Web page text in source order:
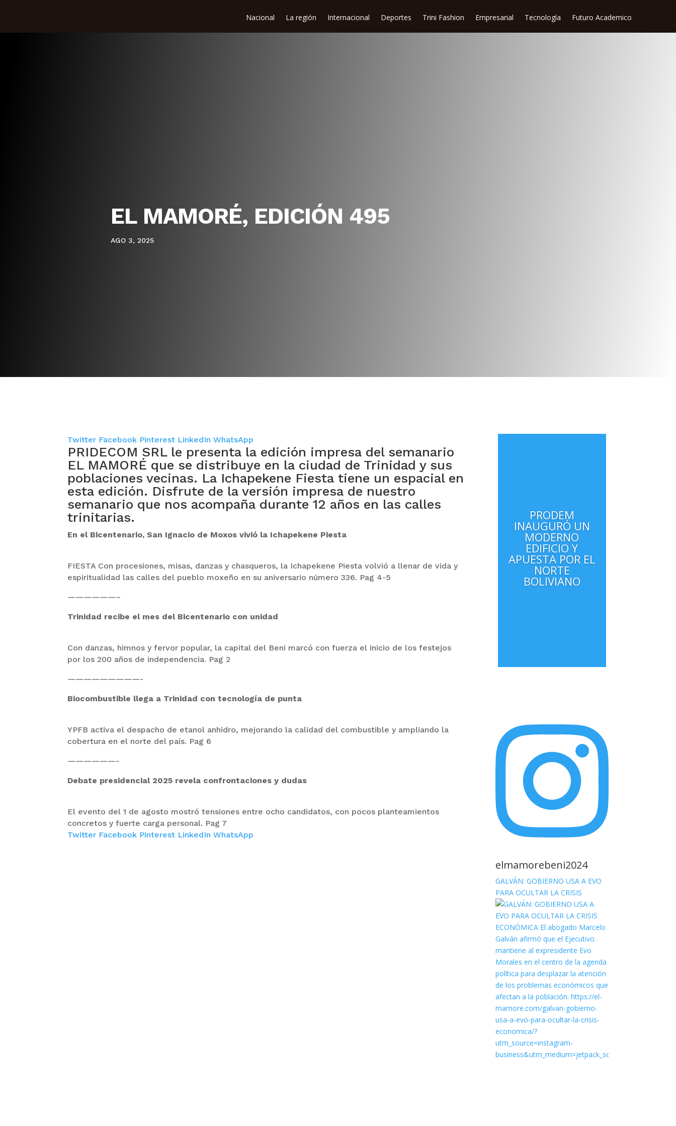
Nacional La región Internacional Deportes Trini Fashion Empresarial Tecnología Futuro Academico
EL MAMORÉ, EDICIÓN 495
AGO 3, 2025
Twitter Facebook Pinterest LinkedInWhatsApp
PRIDECOM SRL le presenta la edición impresa del semanario
EL MAMORÉ que se distribuye en la ciudad de Trinidad y sus
poblaciones vecinas. La Ichapekene Fiesta tiene un espacial en
esta edición. Disfrute de la versión impresa de nuestro
semanario que nos acompaña durante 12 años en las calles
trinitarias.
En el Bicentenario, San Ignacio de Moxos vivió la Ichapekene Piesta
FIESTA Con procesiones, misas, danzas y chasqueros, la Ichapekene Piesta volvió a llenar de vida y
espiritualidad las calles del pueblo moxeño en su aniversario número 336. Pag 4-5
——————–
Trinidad recibe el mes del Bicentenario con unidad
Con danzas, himnos y fervor popular, la capital del Beni marcó con fuerza el inicio de los festejos
por los 200 años de independencia. Pag 2
—————————-
Biocombustible llega a Trinidad con tecnología de punta
YPFB activa el despacho de etanol anhidro, mejorando la calidad del combustible y ampliando la
cobertura en el norte del país. Pag 6
——————-
Debate presidencial 2025 revela confrontaciones y dudas
El evento del 1 de agosto mostró tensiones entre ocho candidatos, con pocos planteamientos
concretos y fuerte carga personal. Pag 7
Twitter Facebook Pinterest LinkedInWhatsApp
PRODEM
INAUGURÓ UN
MODERNO
EDIFICIO Y
APUESTA POR EL
NORTE
BOLIVIANO
elmamorebeni2024
GALVÁN: GOBIERNO USA A EVO
PARA OCULTAR LA CRISIS